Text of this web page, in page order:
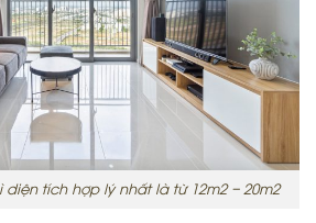
tích hợp lý nhất là từ 12m2 – 20m2